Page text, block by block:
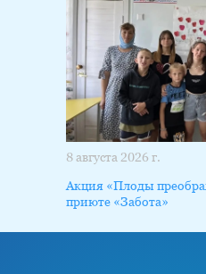
8 августа 2026 г.
Акция «Плоды
приюте «Забота»